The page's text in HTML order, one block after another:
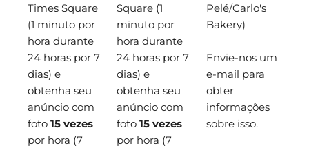
Times Square
(1 minuto por
hora durante
24 horas por 7
dias) e
obtenha seu
anúncio com
foto 15 vezes
por hora (7
Square (1
minuto por
hora durante
24 horas por 7
dias) e
obtenha seu
anúncio com
foto15 vezes
por hora (7
Pelé/Carlo's
Bakery)
Envie-nos um
e-mail para
obter
informações
sobre isso.